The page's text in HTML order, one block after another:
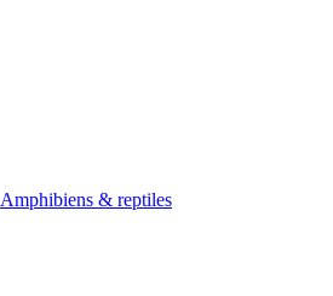
Amphibiens & reptiles